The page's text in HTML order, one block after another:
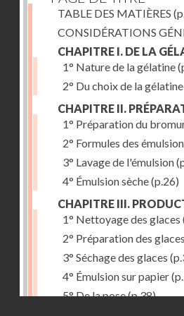
TABLE DES MATIÈRES
CONSIDÉRATIONS
CHAPITRE I. DE LA
1° Nature de la gélatine
2° Du choix de la gélatine
CHAPITRE II.
1° Préparation du
2° Formules des
3° Lavage de l'émulsion
4° Émulsion sèche(p.26)
CHAPITRE III.
1° Nettoyage des glaces
2° Préparation des glaces
3° Séchage des glaces
4° Émulsion sur papier
5° De la pose(p.38)